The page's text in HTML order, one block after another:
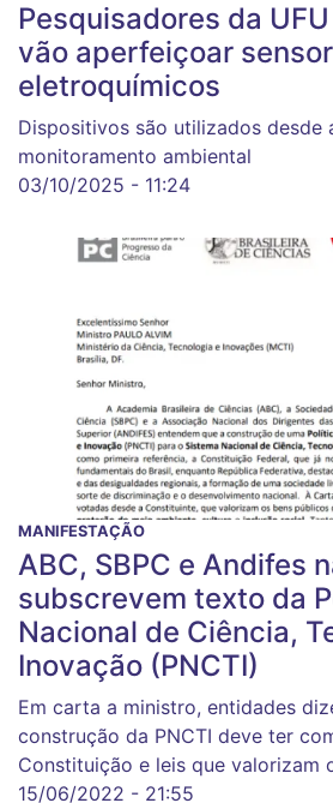
Pesquisadores da
vão aperfeiçoar
eletroquímicos
Dispositivos são utilizados desde
monitoramento ambiental
03/10/2025 - 11:24
MANIFESTAÇÃO
ABC, SBPC e Andifes
subscrevem texto da
Nacional de Ciência,
Inovação (PNCTI)
Em carta a ministro, entidades
construção da PNCTI deve ter
Constituição e leis que valorizam
15/06/2022 - 21:55